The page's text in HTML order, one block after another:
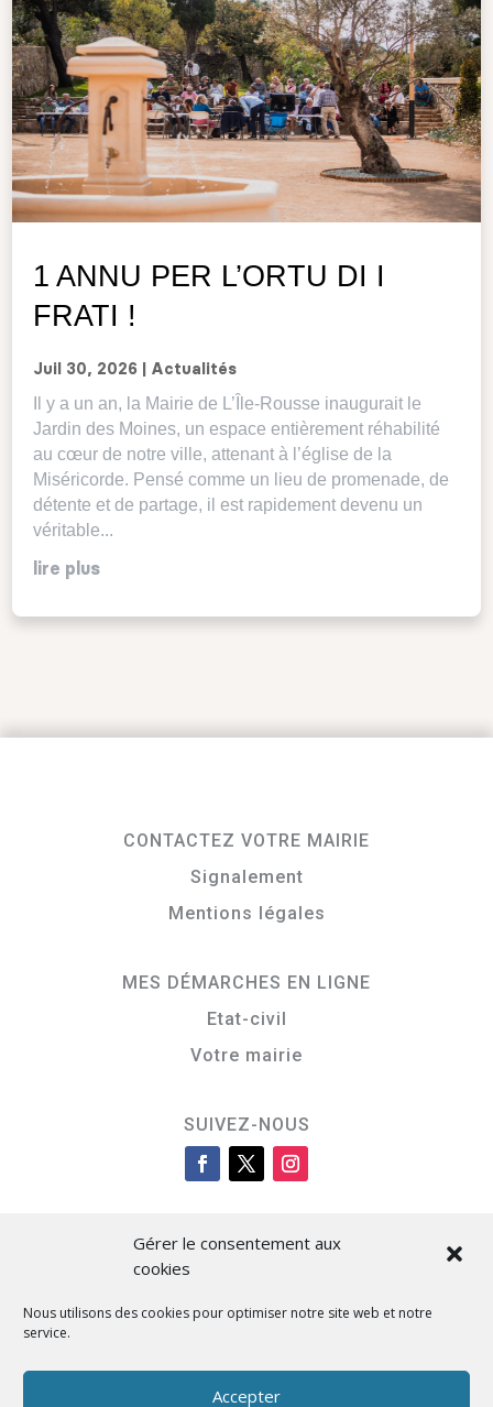
Gérer le consentement aux
cookies
Nous utilisons des cookies pour optimiser notre site web et notre
service.
Accepter
1 ANNU PER L’ORTU DI I
FRATI !
Juil 30, 2026 Actualités
Il y a un an, la Mairie de L’Île-Rousse inaugurait le
Jardin des Moines, un espace entièrement réhabilité
au cœur de notre ville, attenant à l’église de la
Miséricorde. Pensé comme un lieu de promenade, de
détente et de partage, il est rapidement devenu un
véritable...
lire plus
CONTACTEZ VOTRE MAIRIE
Signalement
Mentions légales
MES DÉMARCHES EN LIGNE
Etat-civil
Votre mairie
SUIVEZ-NOUS
Cità di L’Isula